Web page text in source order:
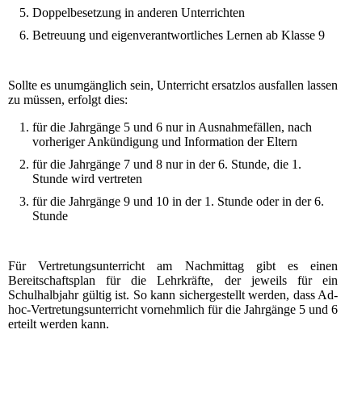
Doppelbesetzung in anderen Unterrichten
Betreuung und eigenverantwortliches Lernen ab Klasse 9
Sollte es unumgänglich sein, Unterricht ersatzlos ausfallen lassen
zu müssen, erfolgt dies:
für die Jahrgänge 5 und 6 nur in Ausnahmefällen, nach
vorheriger Ankündigung und Information der Eltern
für die Jahrgänge 7 und 8 nur in der 6. Stunde, die 1.
Stunde wird vertreten
für die Jahrgänge 9 und 10 in der 1. Stunde oder in der 6.
Stunde
Für Vertretungsunterricht am Nachmittag gibt es einen
Bereitschaftsplan für die Lehrkräfte, der jeweils für ein
Schulhalbjahr gültig ist. So kann sichergestellt werden, dass Ad-
hoc-Vertretungsunterricht vornehmlich für die Jahrgänge 5 und 6
erteilt werden kann.